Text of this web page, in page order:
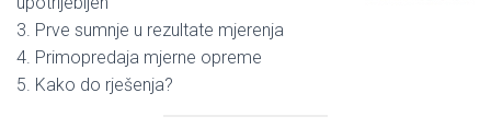
3. Prve sumnje u rezultate mjerenja
4. Primopredaja mjerne opreme
5. Kako do rješenja?